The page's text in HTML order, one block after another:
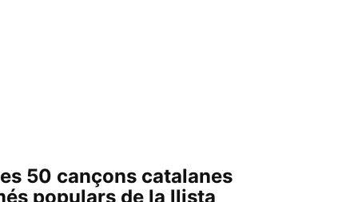
50 cançons catalanes
populars de la llista